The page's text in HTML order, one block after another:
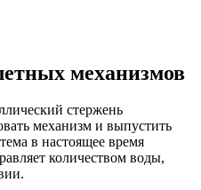
механизмов
стержень
механизм и выпустить
в настоящее время
количеством воды,